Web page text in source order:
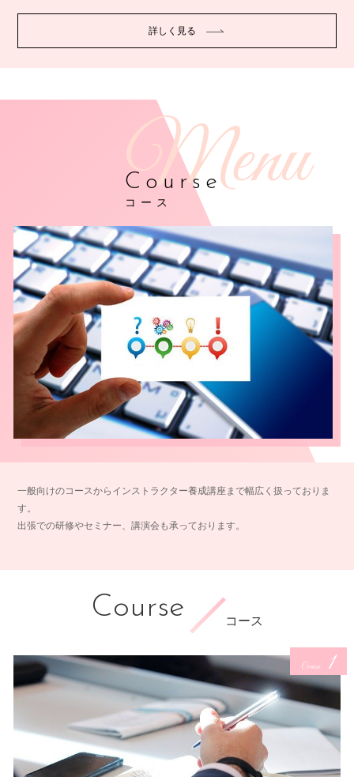
詳しく見る
Course
コース
一般向けのコースからインストラクター養成講座まで幅広く扱っておりま
す。
出張での研修やセミナー、講演会も承っております。
Course コース
Course 1